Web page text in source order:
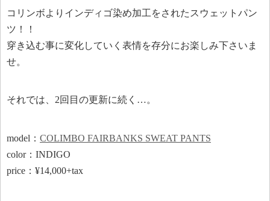
コリンボよりインディゴ染め加工をされたスウェットパン
ツ！！
穿き込む事に変化していく表情を存分にお楽しみ下さいま
せ。
それでは、2回目の更新に続く…。
model： COLIMBO FAIRBANKS SWEAT PANTS
color：INDIGO
price：¥14,000+tax